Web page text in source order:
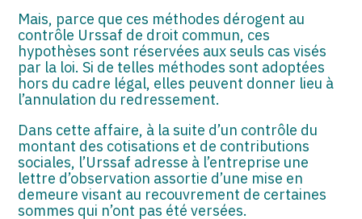
Mais, parce que ces méthodes dérogent au
contrôle Urssaf de droit commun, ces
hypothèses sont réservées aux seuls cas visés
par la loi. Si de telles méthodes sont adoptées
hors du cadre légal, elles peuvent donner lieu à
l’annulation du redressement.
Dans cette affaire, à la suite d’un contrôle du
montant des cotisations et de contributions
sociales, l’Urssaf adresse à l’entreprise une
lettre d’observation assortie d’une mise en
demeure visant au recouvrement de certaines
sommes qui n’ont pas été versées.